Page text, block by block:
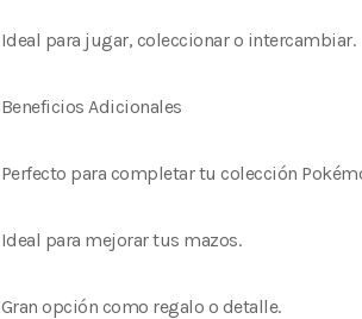
Ideal para jugar, coleccionar o intercambiar.
Beneficios Adicionales
Perfecto para completar tu colección
Ideal para mejorar tus mazos.
Gran opción como regalo o detalle.